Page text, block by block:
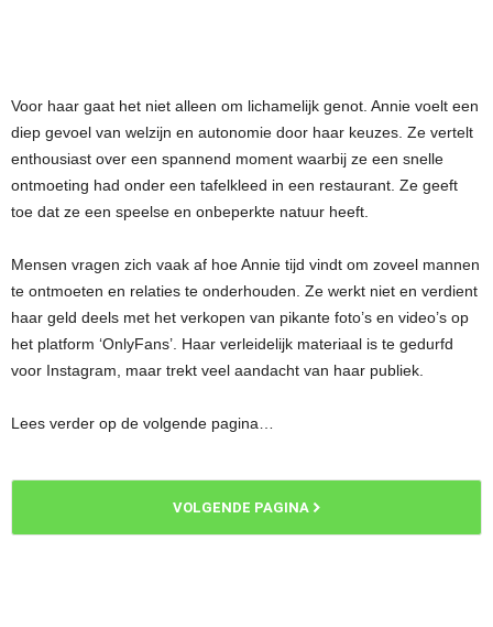
Voor haar gaat het niet alleen om lichamelijk genot. Annie voelt een
diep gevoel van welzijn en autonomie door haar keuzes. Ze vertelt
enthousiast over een spannend moment waarbij ze een snelle
ontmoeting had onder een tafelkleed in een restaurant. Ze geeft
toe dat ze een speelse en onbeperkte natuur heeft.
Mensen vragen zich vaak af hoe Annie tijd vindt om zoveel mannen
te ontmoeten en relaties te onderhouden. Ze werkt niet en verdient
haar geld deels met het verkopen van pikante foto’s en video’s op
het platform ‘OnlyFans’. Haar verleidelijk materiaal is te gedurfd
voor Instagram, maar trekt veel aandacht van haar publiek.
Lees verder op de volgende pagina…
VOLGENDE PAGINA